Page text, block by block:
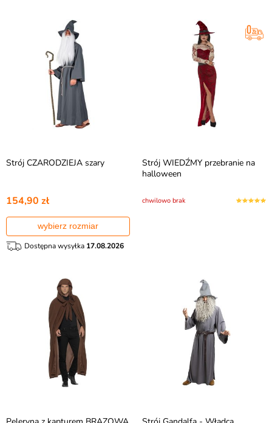
Strój CZARODZIEJA szary
154,90 zł
wybierz rozmiar
Dostępna wysyłka 17.08.2026
Strój WIEDŹMY przebranie na
halloween
chwilowo brak